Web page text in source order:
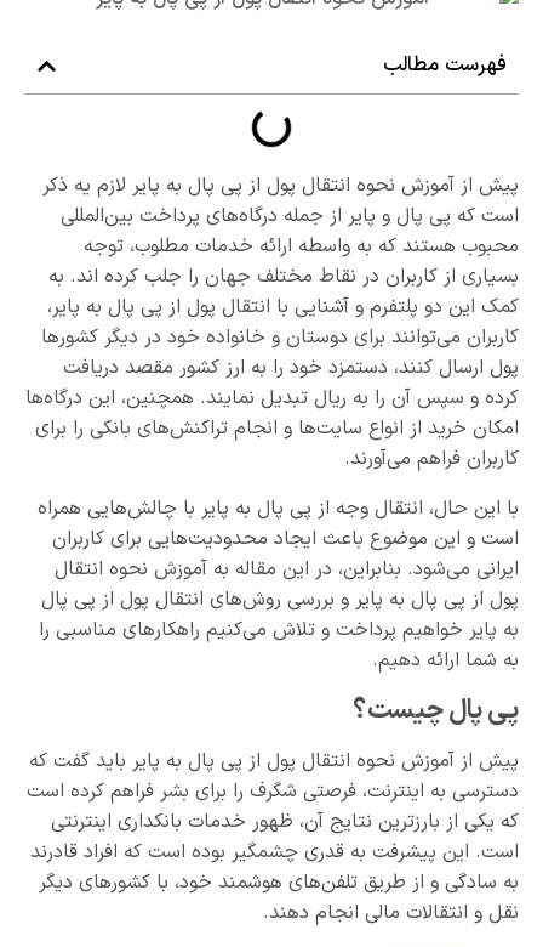
فهرست مطالب
پیش از آموزش نحوه انتقال پول از پی پال به پایر لازم یه ذکر
است که پی پال و پایر از جمله درگاه‌های پرداخت بین‌المللی
محبوب هستند که به واسطه ارائه خدمات مطلوب، توجه
بسیاری از کاربران در نقاط مختلف جهان را جلب کرده اند. به
کمک این دو پلتفرم و آشنایی با انتقال پول از پی پال به پایر،
کاربران می‌توانند برای دوستان و خانواده خود در دیگر کشور‌ها
پول ارسال کنند، دستمزد خود را به ارز کشور مقصد دریافت
کرده و سپس آن را به ریال تبدیل نمایند. همچنین، این درگاه‌‌ها
امکان خرید از انواع سایت‌ها و انجام تراکنش‌های بانکی را برای
کاربران فراهم می‌آورند.
با این حال، انتقال وجه از پی پال به پایر با چالش‌هایی همراه
است و این موضوع باعث ایجاد محدودیت‌هایی برای کاربران
ایرانی می‌شود. بنابراین، در این مقاله به آموزش نحوه انتقال
پول از پی پال به پایر و بررسی روش‌های انتقال پول از پی پال
به پایر خواهیم پرداخت و تلاش می‌کنیم راهکارهای مناسبی را
به شما ارائه دهیم.
پی پال چیست؟
پیش از آموزش نحوه انتقال پول از پی پال به پایر باید گفت که
دسترسی به اینترنت، فرصتی شگرف را برای بشر فراهم کرده است
که یکی از بارزترین نتایج آن، ظهور خدمات بانکداری اینترنتی
است. این پیشرفت به قدری چشمگیر بوده است که افراد قادرند
به سادگی و از طریق تلفن‌های هوشمند خود، با کشور‌های دیگر
نقل و انتقالات مالی انجام دهند.